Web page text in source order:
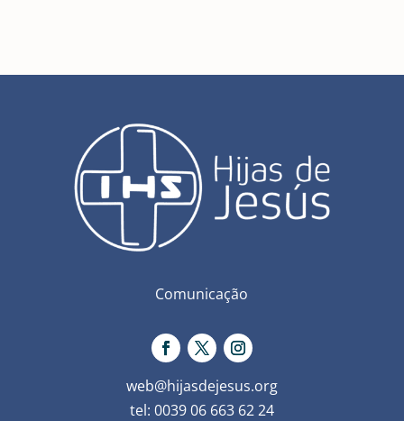
Comunicação
web@hijasdejesus.org
tel: 0039 06 663 62 24